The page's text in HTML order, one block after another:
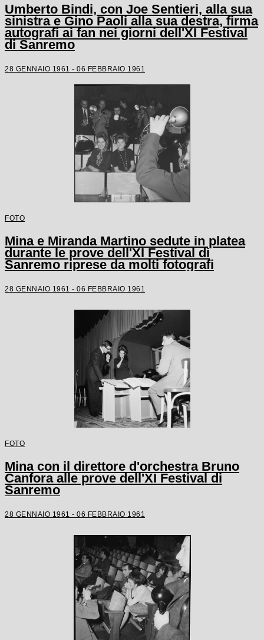
Umberto Bindi, con Joe Sentieri, alla sua
sinistra e Gino Paoli alla sua destra, firma
autografi ai fan nei giorni dell'XI Festival
di Sanremo
28 GENNAIO 1961 - 06 FEBBRAIO 1961
FOTO
Mina e Miranda Martino sedute in platea
durante le prove dell'XI Festival di
Sanremo riprese da molti fotografi
28 GENNAIO 1961 - 06 FEBBRAIO 1961
FOTO
Mina con il direttore d'orchestra Bruno
Canfora alle prove dell'XI Festival di
Sanremo
28 GENNAIO 1961 - 06 FEBBRAIO 1961